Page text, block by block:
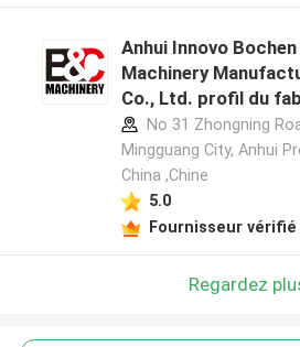
Anhui Innovo Bochen
Machinery
Co., Ltd. profil du
No 31 Zhongning
Mingguang City, Anhui
China ,Chine
5.0
Fournisseur vérifié
Regardez